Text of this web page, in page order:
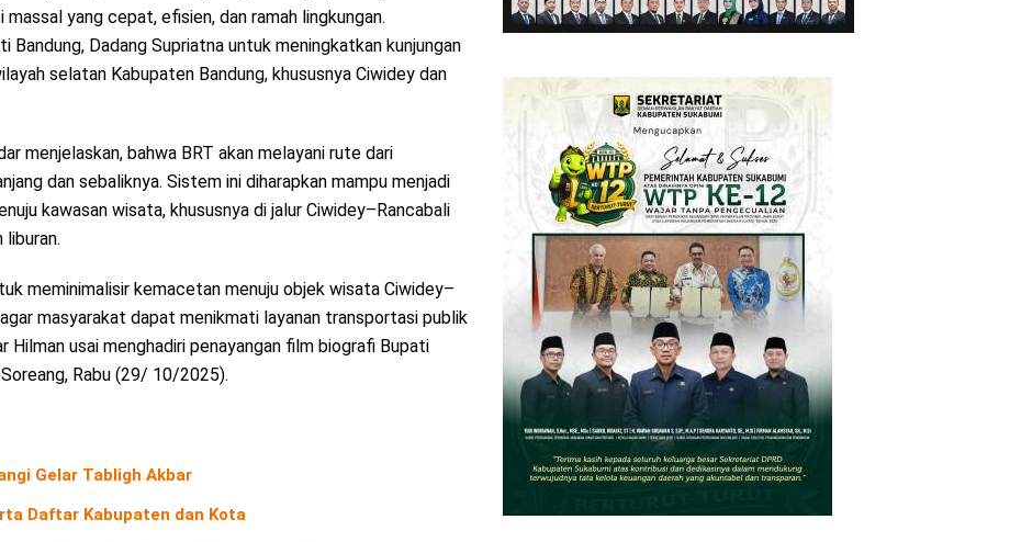
yang cepat, efisien, dan ramah lingkungan.
Bandung, Dadang Supriatna untuk meningkatkan kunjungan
selatan Kabupaten Bandung, khususnya Ciwidey dan
menjelaskan, bahwa BRT akan melayani rute dari
dan sebaliknya. Sistem ini diharapkan mampu menjadi
kawasan wisata, khususnya di jalur Ciwidey–Rancabali
meminimalisir kemacetan menuju objek wisata Ciwidey–
masyarakat dapat menikmati layanan transportasi publik
Hilman usai menghadiri penayangan film biografi Bupati
Rabu (29/ 10/2025).
Gelar Tabligh Akbar
Daftar Kabupaten dan Kota